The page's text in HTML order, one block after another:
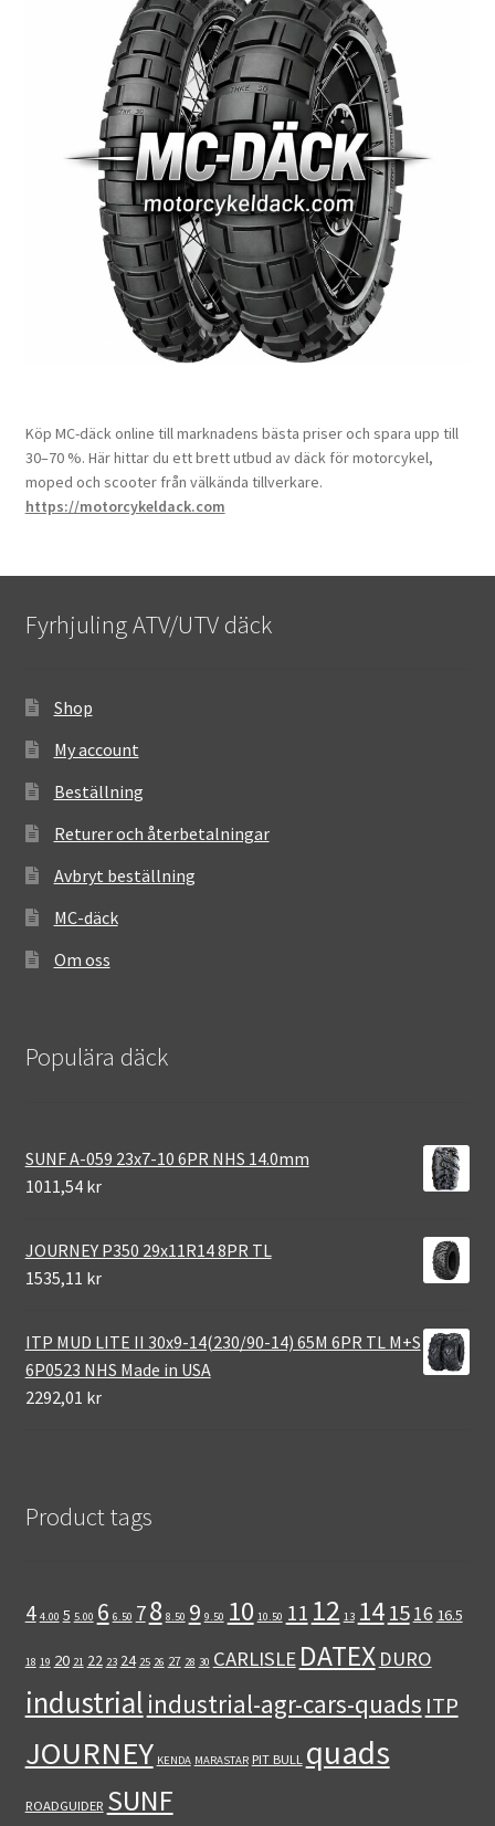
Köp MC-däck online till marknadens bästa priser och spara upp till
30–70 %. Här hittar du ett brett utbud av däck för motorcykel,
moped och scooter från välkända tillverkare.
https://motorcykeldack.com
Fyrhjuling ATV/UTV däck
Shop
My account
Beställning
Returer och återbetalningar
Avbryt beställning
MC-däck
Om oss
Populära däck
SUNF A-059 23x7-10 6PR NHS 14.0mm
1011,54 kr
JOURNEY P350 29x11R14 8PR TL
1535,11 kr
ITP MUD LITE II 30x9-14(230/90-14) 65M 6PR TL M+S
6P0523 NHS Made in USA
2292,01 kr
Product tags
4 4.00 5 5.00 6 6.50 78 8.50 9 9.50 10 10.50 11 12 13 14 1516 16.5
18 19 20 21 22 23 24 25 26 27 28 30 CARLISLE DATEX DURO
industrial industrial-agr-cars-quads ITP
JOURNEY KENDA MARASTAR PIT BULL quads
ROADGUIDER SUNF